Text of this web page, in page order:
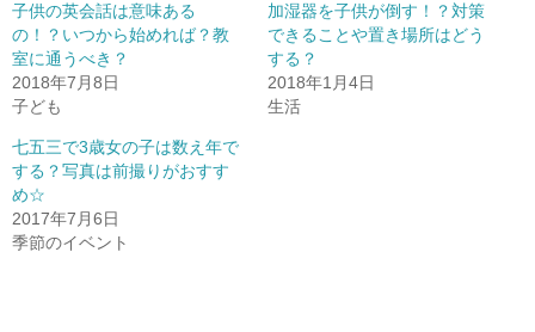
子供の英会話は意味ある
の！？いつから始めれば？教
室に通うべき？
2018年7月8日
子ども
加湿器を子供が倒す！？対策
できることや置き場所はどう
する？
2018年1月4日
生活
七五三で3歳女の子は数え年で
する？写真は前撮りがおすす
め☆
2017年7月6日
季節のイベント